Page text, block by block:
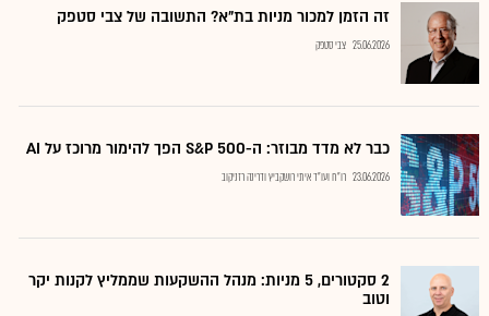
זה הזמן למכור מניות בת"א? התשובה של צבי סטפק
25.06.2026 צבי סטפק
כבר לא מדד מבוזר: ה-S&P 500 הפך להימור מרוכז על AI
23.06.2026 רו"ח ועו"ד איתי רושקביץ ודרינה רזניקוב
2 סקטורים, 5 מניות: מנהל ההשקעות שממליץ לקנות יקר
וטוב